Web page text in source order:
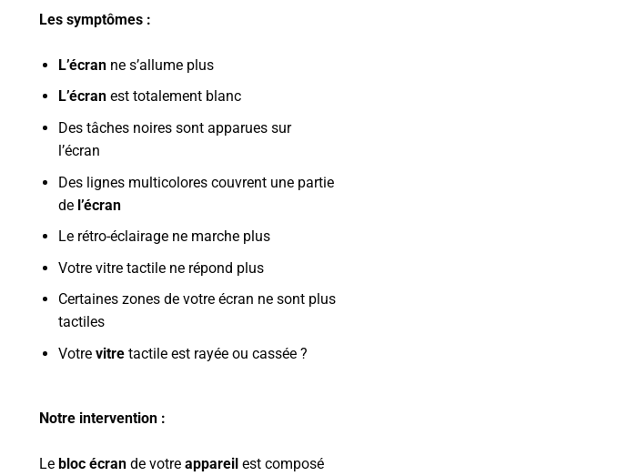
Les symptômes :
L’écranne s’allume plus
L’écranest totalement blanc
Des tâches noires sont apparues sur
l’écran
Des lignes multicolores couvrent une partie
de l’écran
Le rétro-éclairage ne marche plus
Votre vitre tactile ne répond plus
Certaines zones de votre écran ne sont plus
tactiles
Votre vitretactile est rayée ou cassée ?
Notre intervention :
Le bloc écran de votre appareil est composé